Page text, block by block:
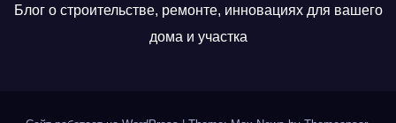
Блог о строительстве, ремонте, инновациях для вашего
дома и участка